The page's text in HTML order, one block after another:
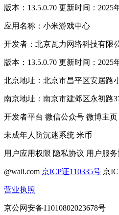
版本：13.5.0.70 更新时间：2025
应用名称：小米游戏中心
开发者：北京瓦力网络科技有限
版本：13.5.0.70 更新时间：2025
北京地址：北京市昌平区安居路
南京地址：南京市建邺区永初路
开发者平台 微信公众号 微博主页
未成年人防沉迷系统 米币
用户应用权限 隐私协议 用户服
@wali.com 京ICP证110335号 京
营业执照
京公网安备11010802023678号